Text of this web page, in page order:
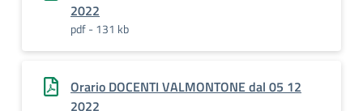
2022
pdf - 131 kb
Orario DOCENTI VALMONTONE dal 05 12
2022